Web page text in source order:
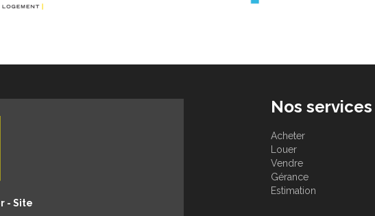
- Site
Nos services
Acheter
Louer
Vendre
Gérance
Estimation